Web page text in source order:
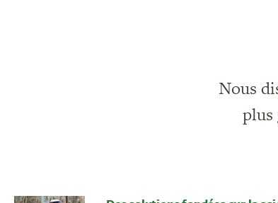
Nous
plus